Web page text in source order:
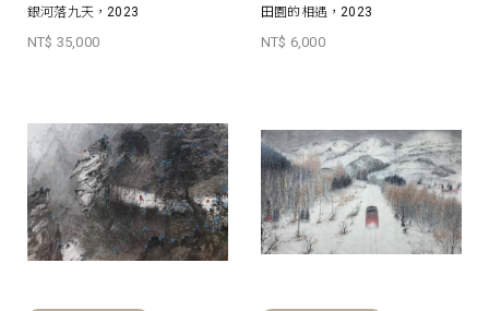
銀河落九天，2023
NT$ 35,000
田園的相遇，2023
NT$ 6,000